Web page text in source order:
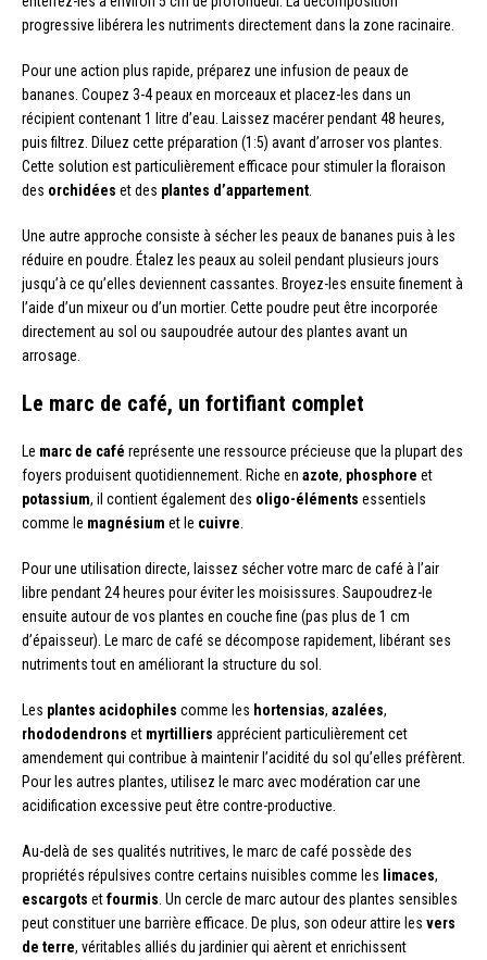
progressive libérera les nutriments directement dans la zone racinaire.
Pour une action plus rapide, préparez une infusion de peaux de
bananes. Coupez 3-4 peaux en morceaux et placez-les dans un
récipient contenant 1 litre d’eau. Laissez macérer pendant 48 heures,
puis filtrez. Diluez cette préparation (1:5) avant d’arroser vos plantes.
Cette solution est particulièrement efficace pour stimuler la floraison
des orchidées et des plantes d’appartement
Une autre approche consiste à sécher les peaux de bananes puis à les
réduire en poudre. Étalez les peaux au soleil pendant plusieurs jours
jusqu’à ce qu’elles deviennent cassantes. Broyez-les ensuite finement à
l’aide d’un mixeur ou d’un mortier. Cette poudre peut être incorporée
directement au sol ou saupoudrée autour des plantes avant un
arrosage.
Le marc de café, un fortifiant complet
Le marc de café représente une ressource précieuse que la plupart des
foyers produisent quotidiennement. Riche en azote, phosphore et
potassium, il contient également des oligo-éléments essentiels
comme le magnésium et le cuivre
Pour une utilisation directe, laissez sécher votre marc de café à l’air
libre pendant 24 heures pour éviter les moisissures. Saupoudrez-le
ensuite autour de vos plantes en couche fine (pas plus de 1 cm
d’épaisseur). Le marc de café se décompose rapidement, libérant ses
nutriments tout en améliorant la structure du sol.
Les plantes acidophiles comme les hortensias, azalées,
rhododendrons et myrtilliers apprécient particulièrement cet
amendement qui contribue à maintenir l’acidité du sol qu’elles préfèrent.
Pour les autres plantes, utilisez le marc avec modération car une
acidification excessive peut être contre-productive.
Au-delà de ses qualités nutritives, le marc de café possède des
propriétés répulsives contre certains nuisibles comme les limaces,
escargots etfourmis . Un cercle de marc autour des plantes sensibles
peut constituer une barrière efficace. De plus, son odeur attire les vers
de terre, véritables alliés du jardinier qui aèrent et enrichissent